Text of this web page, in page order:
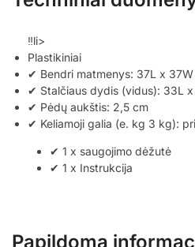
‼li>
Plastikiniai
✔ Bendri matmenys: 37L x
✔ Stalčiaus dydis (vidus): 33L x
✔ Pėdų aukštis: 2,5 cm
✔ Keliamoji galia (e. kg 3 kg):
✔ 1 x saugojimo dėžutė
✔ 1 x Instrukcija
Papildoma